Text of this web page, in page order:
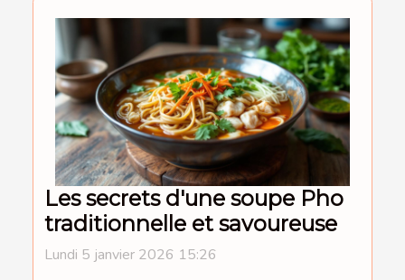
Les secrets d'une soupe Pho
traditionnelle et savoureuse
Lundi 5 janvier 2026 15:26